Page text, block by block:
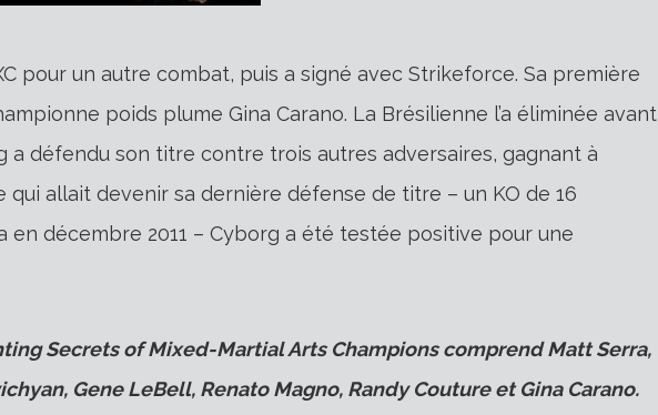
pour un autre combat, puis a signé avec Strikeforce. Sa première
poids plume Gina Carano. La Brésilienne l’a éliminée avant
a défendu son titre contre trois autres adversaires, gagnant à
qui allait devenir sa dernière défense de titre – un KO de 16
en décembre 2011 – Cyborg a été testée positive pour une
Secrets of Mixed-Martial Arts Champions comprend Matt Serra,
Gene LeBell, Renato Magno, Randy Couture et Gina Carano.